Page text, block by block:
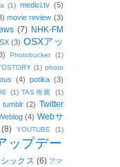
(1) medici.tv (5)
movie review (3)
(7) NHK-FM
(3) OSXアッ
Photobucket
(1)
(1) photo
(4) potika (3)
(1) TAS推薦
(1)
tumblr (2) Twitter
(4) Webサ
(8) YOUTUBE (1)
ップデー
ックス (6) アマ